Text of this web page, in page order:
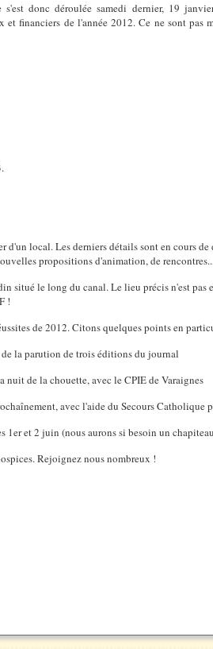
donc déroulée samedi dernier, 19
financiers de l'année 2012. Ce ne sont
local. Les derniers détails sont en cours
propositions d'animation, de
situé le long du canal. Le lieu précis n'est pas
!
de 2012. Citons quelques points en
la parution de trois éditions du journal
de la chouette, avec le CPIE de Varaignes
avec l'aide du Secours Catholique
1er et 2 juin (nous aurons si besoin un
Rejoignez nous nombreux !